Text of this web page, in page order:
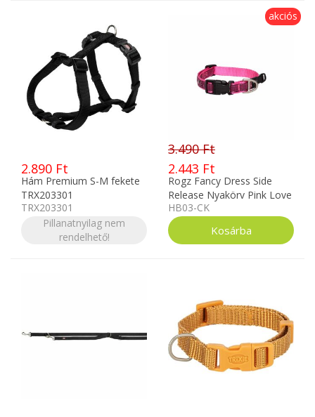
2.890 Ft
Hám Premium S-M fekete
TRX203301
TRX203301
Pillanatnyilag nem
rendelhető!
akciós
3.490 Ft
2.443 Ft
Rogz Fancy Dress Side
Release Nyakörv Pink Love
Díszes L
HB03-CK